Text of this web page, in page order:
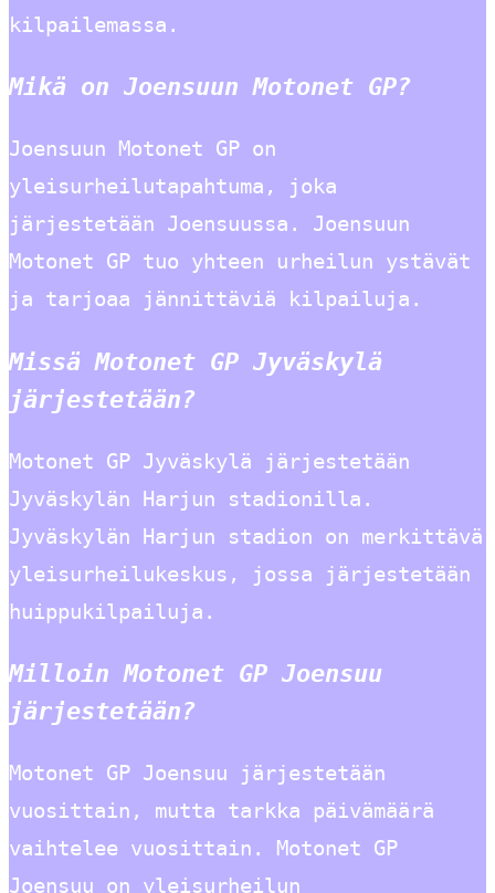
kilpailemassa.
Mikä on Joensuun Motonet GP?
Joensuun Motonet GP on
yleisurheilutapahtuma, joka
järjestetään Joensuussa. Joensuun
Motonet GP tuo yhteen urheilun ystävät
ja tarjoaa jännittäviä kilpailuja.
Missä Motonet GP Jyväskylä
järjestetään?
Motonet GP Jyväskylä järjestetään
Jyväskylän Harjun stadionilla.
Jyväskylän Harjun stadion on merkittävä
yleisurheilukeskus, jossa järjestetään
huippukilpailuja.
Milloin Motonet GP Joensuu
järjestetään?
Motonet GP Joensuu järjestetään
vuosittain, mutta tarkka päivämäärä
vaihtelee vuosittain. Motonet GP
Joensuu on yleisurheilun